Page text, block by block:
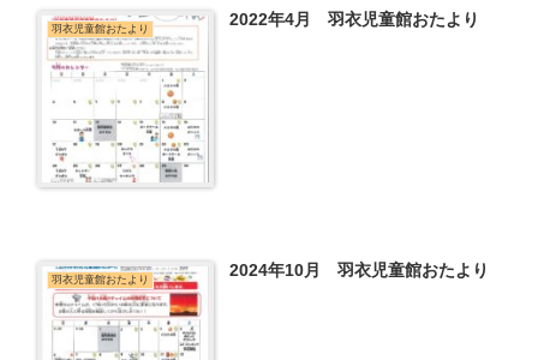
羽衣児童館おたより 2022年4月 羽衣児童館おたより
羽衣児童館おたより 2024年10月 羽衣児童館おたより